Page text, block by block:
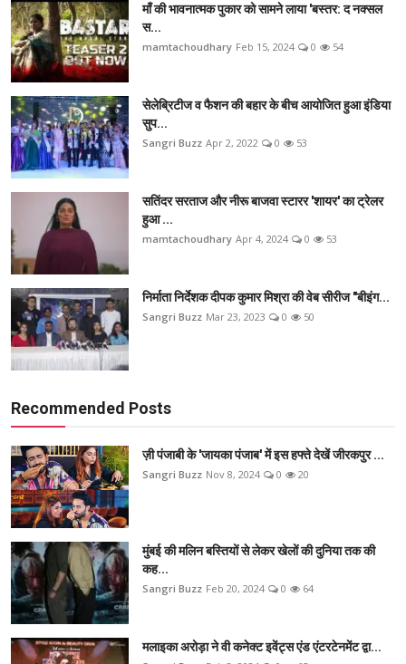
माँ की भावनात्मक पुकार को सामने लाया 'बस्तर: द नक्सल
स...
mamtachoudhary Feb 15, 2024 0 54
सेलेब्रिटीज व फैशन की बहार के बीच आयोजित हुआ इंडिया
सुप...
Sangri Buzz Apr 2, 2022 0 53
सतिंदर सरताज और नीरू बाजवा स्टारर 'शायर' का ट्रेलर
हुआ ...
mamtachoudhary Apr 4, 2024 0 53
निर्माता निर्देशक दीपक कुमार मिश्रा की वेब सीरीज "बीइंग...
Sangri Buzz Mar 23, 2023 0 50
Recommended Posts
ज़ी पंजाबी के 'जायका पंजाब' में इस हफ्ते देखें जीरकपुर ...
Sangri Buzz Nov 8, 2024 0 20
मुंबई की मलिन बस्तियों से लेकर खेलों की दुनिया तक की
कह...
Sangri Buzz Feb 20, 2024 0 64
मलाइका अरोड़ा ने वी कनेक्ट इवेंट्स एंड एंटरटेनमेंट द्वा...